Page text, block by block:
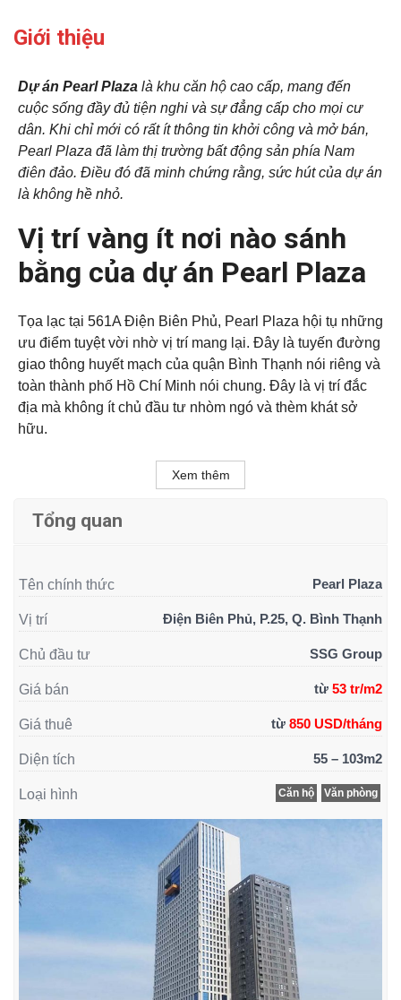
Giới thiệu
Dự án Pearl Plaza là khu căn hộ cao cấp, mang đến
cuộc sống đầy đủ tiện nghi và sự đẳng cấp cho mọi cư
dân. Khi chỉ mới có rất ít thông tin khởi công và mở bán,
Pearl Plaza đã làm thị trường bất động sản phía Nam
điên đảo. Điều đó đã minh chứng rằng, sức hút của dự án
là không hề nhỏ.
Vị trí vàng ít nơi nào sánh
bằng của dự án Pearl Plaza
Tọa lạc tại 561A Điện Biên Phủ, Pearl Plaza hội tụ những
ưu điểm tuyệt vời nhờ vị trí mang lại. Đây là tuyến đường
giao thông huyết mạch của quận Bình Thạnh nói riêng và
toàn thành phố Hồ Chí Minh nói chung. Đây là vị trí đắc
địa mà không ít chủ đầu tư nhòm ngó và thèm khát sở
hữu.
Xem thêm
Tổng quan
Tên chính thức Pearl Plaza
Vị trí Điện Biên Phủ, P.25, Q. Bình Thạnh
Chủ đầu tư SSG Group
Giá bán từ 53 tr/m2
Giá thuê từ 850 USD/tháng
Diện tích 55 – 103m2
Loại hình Căn hộ Văn phòng